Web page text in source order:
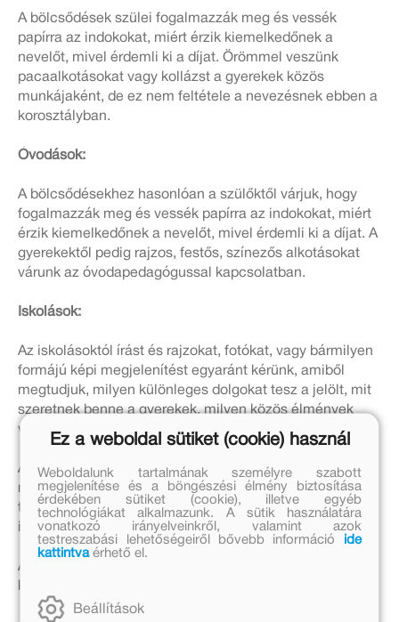
A bölcsődések szülei fogalmazzák meg és vessék
papírra az indokokat, miért érzik kiemelkedőnek a
nevelőt, mivel érdemli ki a díjat. Örömmel veszünk
pacaalkotásokat vagy kollázst a gyerekek közös
munkájaként, de ez nem feltétele a nevezésnek ebben a
korosztályban.
Óvodások:
A bölcsődésekhez hasonlóan a szülőktől várjuk, hogy
fogalmazzák meg és vessék papírra az indokokat, miért
érzik kiemelkedőnek a nevelőt, mivel érdemli ki a díjat. A
gyerekektől pedig rajzos, festős, színezős alkotásokat
várunk az óvodapedagógussal kapcsolatban.
Iskolások:
Az iskolásoktól írást és rajzokat, fotókat, vagy bármilyen
formájú képi megjelenítést egyaránt kérünk, amiből
megtudjuk, milyen különleges dolgokat tesz a jelölt, mit
szeretnek benne a gyerekek, milyen közös élmények
vannak, vagy miért hálásak neki.
A szkennelt vagy lefotózott rajzot és az ajánlást e-
mailben küldjétek el a
jatek@mora.hue-mail-címre. A
tárgyba írjátok bele: EDU ÁSZ díj bölcsőde / óvoda /
iskola
A pályaművel együtt elküldendő adatok minden
korosztály esetén:
Ez a weboldal sütiket (cookie) használ
Weboldalunk tartalmának személyre szabott
megjelenítése és a böngészési élmény biztosítása
érdekében sütiket (cookie), illetve egyéb
technológiákat alkalmazunk. A sütik használatára
vonatkozó irányelveinkről, valamint azok
testreszabási lehetőségeiről bővebb információ
ide
kattintvaérhető el.
Beállítások